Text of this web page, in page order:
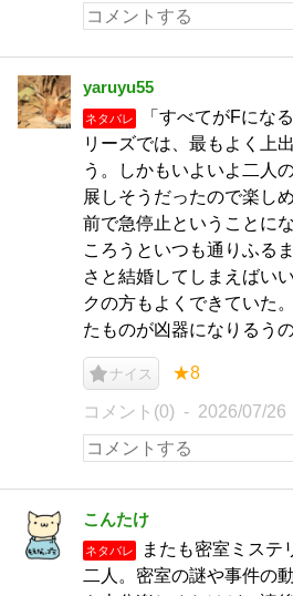
yaruyu55
ネタバレ
「すべてがFにな
リーズでは、最もよく上
う。しかもいよいよ二人
展しそうだったので楽し
前で急停止ということに
ころうといつも通りふる
さと結婚してしまえばい
クの方もよくできていた
たものが凶器になりるう
ナイス ★8
コメント(0) 2026/07/26
こんたけ
ネタバレ
またも密室ミステ
二人。密室の謎や事件の